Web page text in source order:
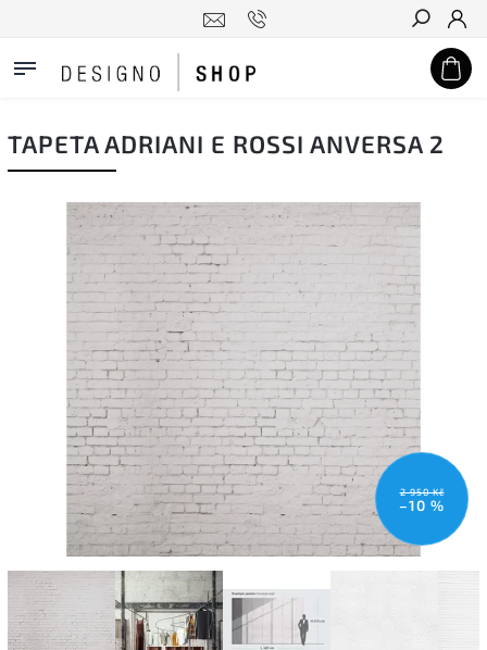
Hledat
TAPETA ADRIANI E ROSSI ANVERSA 2
2 950 Kč
–10 %